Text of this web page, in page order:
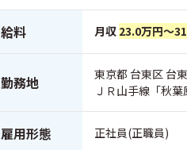
給料 月収 23.0万円～
勤務地
東京都 台東区 台
ＪＲ山手線「秋
雇用形態 正社員(正職員)